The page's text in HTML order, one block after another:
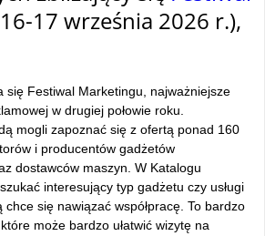
17 września 2026 r.),
się Festiwal Marketingu, najważniejsze
w drugiej połowie roku.
mogli zapoznać się z ofertą ponad 160
i producentów gadżetów
dostawców maszyn. W Katalogu
interesujący typ gadżetu czy usługi
się nawiązać współpracę. To bardzo
może bardzo ułatwić wizytę na